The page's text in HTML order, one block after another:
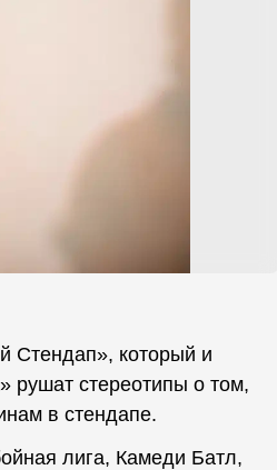
Стендап», который и
рушат стереотипы о том,
в стендапе.
лига, Камеди Батл,